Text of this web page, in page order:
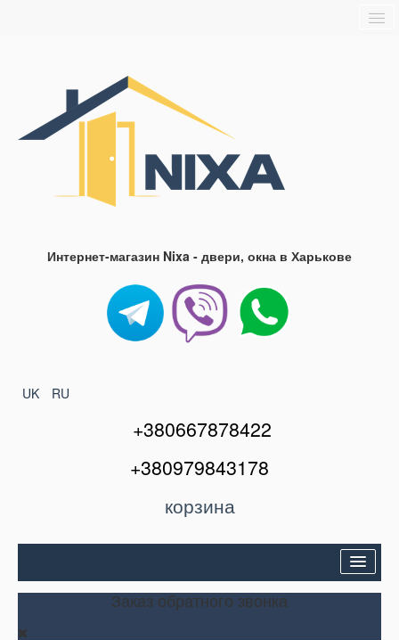
Контакты
Интернет-магазин Nixa - двери, окна в Харькове
UK RU
+380667878422
+380979843178
корзина
Двери входныеЗаказ обратного звонка